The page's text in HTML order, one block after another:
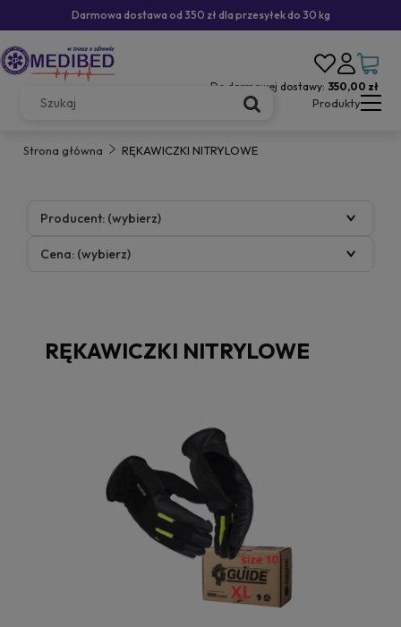
Darmowa dostawa od 350 zł dla przesyłek do 30 kg
Do darmowej dostawy: 350,00 zł
Produkty
Strona główna RĘKAWICZKI NITRYLOWE
Producent: (wybierz)
Cena: (wybierz)
RĘKAWICZKI NITRYLOWE